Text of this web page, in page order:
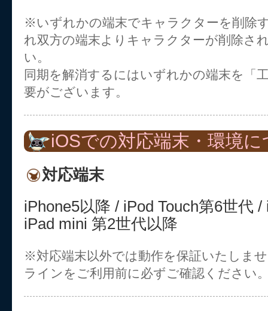
※いずれかの端末でキャラクターを削除
れ双方の端末よりキャラクターが削除さ
い。
同期を解消するにはいずれかの端末を「
要がございます。
iOSでの対応端末・環境
対応端末
iPhone5以降 / iPod Touch第6世代
iPad mini 第2世代以降
※対応端末以外では動作を保証いたしま
ラインをご利用前に必ずご確認ください